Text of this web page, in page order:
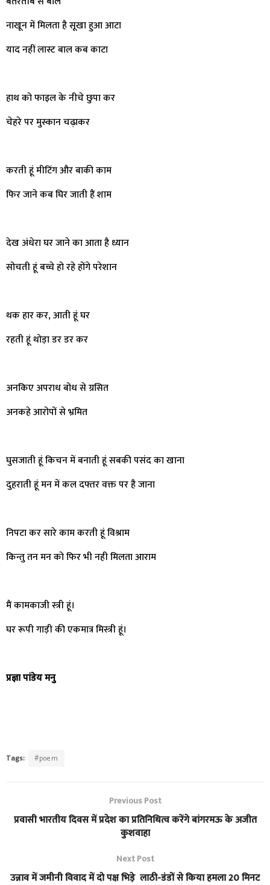
नाखून में मिलता है सूखा हुआ आटा
याद नहीं लास्ट बाल कब काटा
हाथ को फाइल के नीचे छुपा कर
चेहरे पर मुस्कान चढ़ाकर
करती हूं मीटिंग और बाकी काम
फिर जाने कब घिर जाती हैं शाम
देख अंधेरा घर जाने का आता है ध्यान
सोचती हूं बच्चे हो रहे होंगे परेशान
थक हार कर, आती हूं घर
रहती हूं थोड़ा डर डर कर
अनकिए अपराध बोध से ग्रसित
अनकहे आरोपों से भ्रमित
घुसजाती हूं किचन में बनाती हूं सबकी पसंद का खाना
दुहराती हूं मन में कल दफ्तर वक्त पर है जाना
निपटा कर सारे काम करती हूं विश्राम
किन्तु तन मन को फिर भी नही मिलता आराम
मैं कामकाजी स्त्री हूं।
घर रूपी गाड़ी की एकमात्र मिस्त्री हूं।
प्रज्ञा पांडेय मनु
Tags: #poem
Previous Post
प्रवासी भारतीय दिवस में प्रदेश का प्रतिनिधित्व करेंगे बांगरमऊ के अजीत
कुशवाहा
Next Post
उन्नाव में जमीनी विवाद में दो पक्ष भिड़े लाठी-डंडों से किया हमला 20 मिनट